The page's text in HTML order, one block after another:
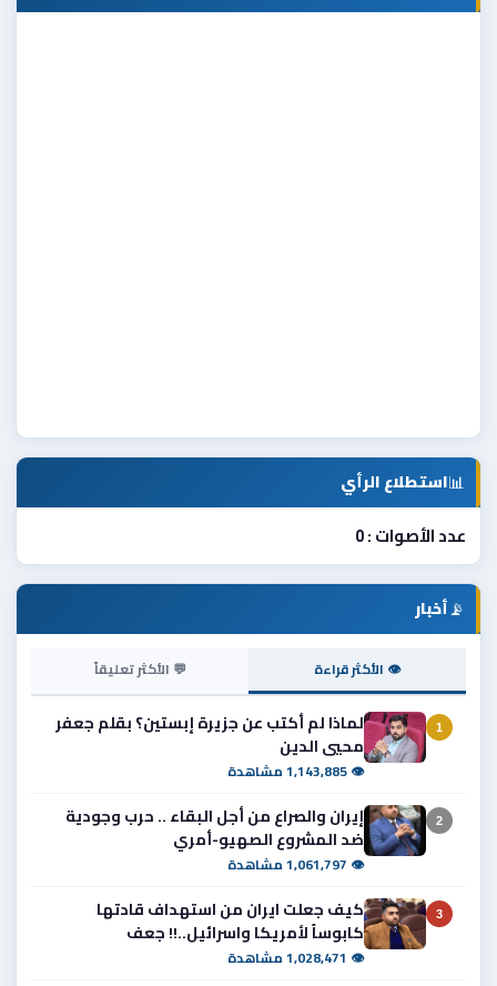
📊استطلاع الرأي
عدد الأصوات : 0
📡أخبار
👁 الأكثر قراءة 💬 الأكثر تعليقاً
1
لماذا لم أكتب عن جزيرة إبستين؟ بقلم جعفر
محيي الدين
👁 1,143,885 مشاهدة
2
إيران والصراع من أجل البقاء .. حرب وجودية
ضد المشروع الصهيو-أمري
👁 1,061,797 مشاهدة
3
كيف جعلت ايران من استهداف قادتها
كابوساً لأمريكا واسرائيل..!! جعف
👁 1,028,471 مشاهدة